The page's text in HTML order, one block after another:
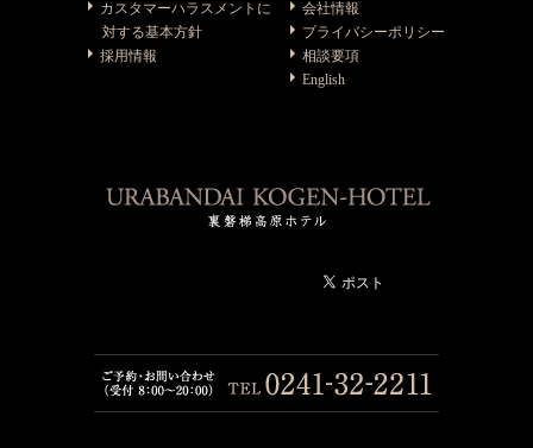
カスタマーハラスメントに
対する基本方針
採用情報
会社情報
プライバシーポリシー
相談要項
English